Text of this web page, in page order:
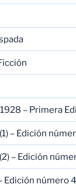
– Primera
– Edición
– Edición
Edición número 4